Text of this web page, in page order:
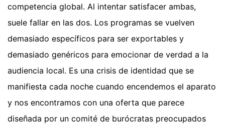
competencia global. Al intentar satisfacer ambas,
suele fallar en las dos. Los programas se vuelven
demasiado específicos para ser exportables y
demasiado genéricos para emocionar de verdad a la
audiencia local. Es una crisis de identidad que se
manifiesta cada noche cuando encendemos el aparato
y nos encontramos con una oferta que parece
diseñada por un comité de burócratas preocupados